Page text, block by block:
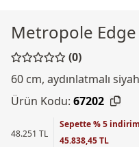
Metropole Edge
(0)
60 cm, aydınlatmalı
Ürün Kodu: 67202
48.251 TL
Sepette % 5 indirim
45.838,45 TL